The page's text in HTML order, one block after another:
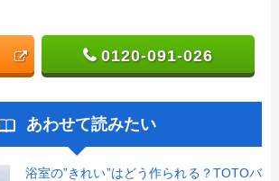
0120-091-026
あわせて読みたい
浴室の”きれい”はどう作られる？TOTOバ